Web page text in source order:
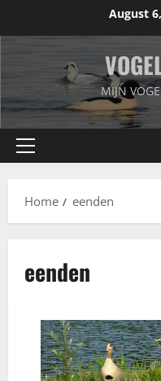
August
MIJN
Primary
Home
eenden
eenden